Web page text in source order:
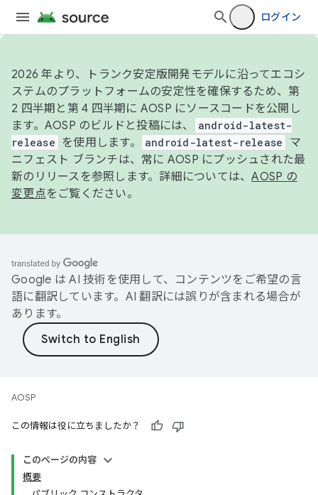
ログイン
2026 年より、トランク安定版開発モデルに沿ってエコシ
ステムのプラットフォームの安定性を確保するため、第
2 四半期と第 4 四半期に AOSP にソースコードを公開し
ます。AOSP のビルドと投稿には、
android-latest-
release
を使用します。 android-latest-release
マ
ニフェスト ブランチは、常に AOSP にプッシュされた最
新のリリースを参照します。詳細については、AOSP の
変更点をご覧ください。
Google は AI 技術を使用して、コンテンツをご希望の言
語に翻訳しています。AI 翻訳には誤りが含まれる場合が
あります。
AOSP
この情報は役に立ちましたか？
このページの内容
概要